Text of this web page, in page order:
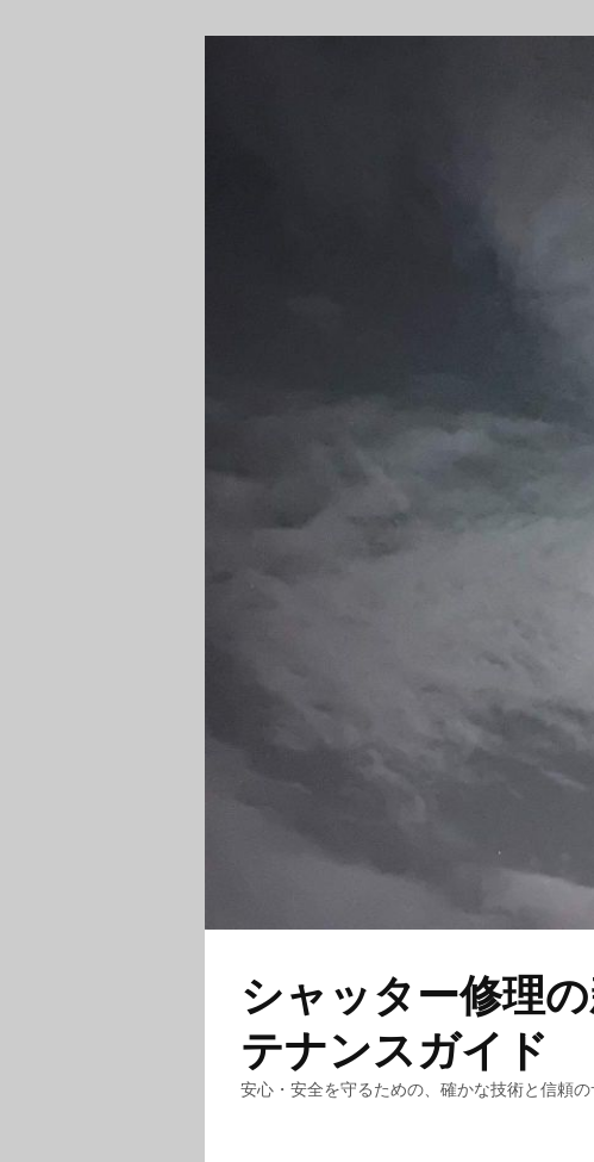
シャッター修理
テナンスガイド
安心・安全を守るための、確かな技術と信頼の